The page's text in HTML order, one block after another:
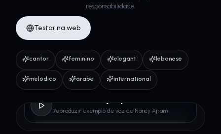
responsabilidade.
Testar na web
cantor feminino elegant lebanese
melódico árabe international
Reproduzir exemplo de voz de Nancy Ajram